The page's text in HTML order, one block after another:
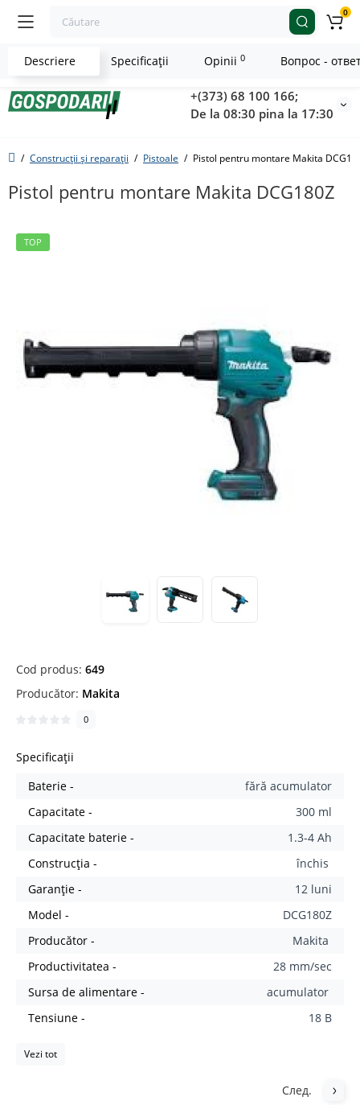
+(373) 68 100 166;
De la 08:30 pina la 17:30
0
Construcții și reparații Pistoale Pistol pentru montare Makita
Pistol pentru montare Makita DCG180Z
TOP
Cod produs: 649
Producător: Makita
0
Specificații
Baterie -
fără acumulator
Capacitate -
300 ml
Capacitate baterie -
1.3-4 Ah
Construcția -
închis
Garanție -
12 luni
Model -
DCG180Z
Producător -
Makita
Productivitatea -
28 mm/sec
Sursa de alimentare -
acumulator
Tensiune -
18 B
Vezi tot
След.
Descriere Specificaţii Opinii 0 Вопрос -